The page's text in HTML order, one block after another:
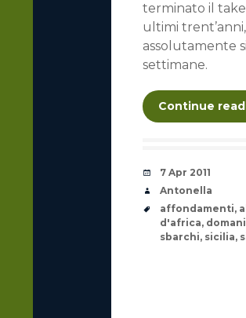
terminato il
ultimi
assolutamente
settimane.
Continue
Date
7 Apr 2011
Author
Antonella
Tags
affondamenti,
d'africa, domani
sbarchi, sicilia,